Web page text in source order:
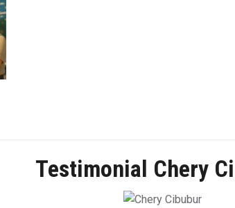
Testimonial Chery